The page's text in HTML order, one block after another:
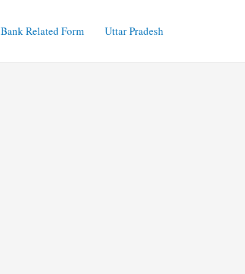
Bank Related Form Uttar Pradesh